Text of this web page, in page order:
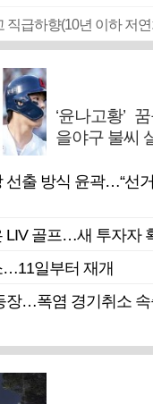
‘윤나고황’
을야구 불씨
선출 방식 윤곽…“선
골프…새 투자자
일부터 재개
장…폭염 경기취소 속